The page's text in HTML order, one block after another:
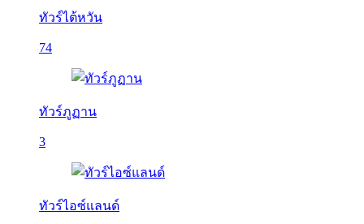
ทัวร์ไต้หวัน
74
ทัวร์ภูฏาน
3
ทัวร์ไอซ์แลนด์